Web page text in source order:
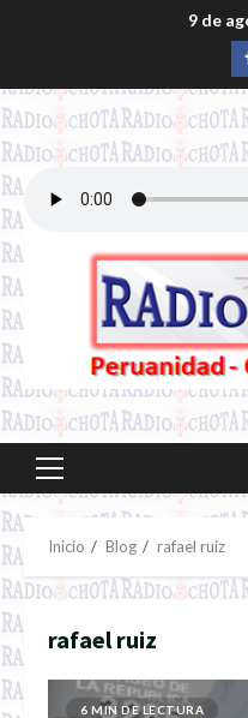
9 de
Menú
principal
Inicio Blog rafael ruiz
rafael ruiz
6 MIN DE LECTURA